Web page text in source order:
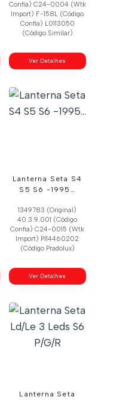
Confia) C24-0004 (Wtk
Import) F-158L (Código
Confia) L0113050
(Código Similar)
Ver Detalhes
Lanterna Seta S4
S5 S6 -1995…
1349783 (Original)
40.3.9.001 (Código
Confia) C24-0015 (Wtk
Import) Pl14460202
(Código Pradolux)
Ver Detalhes
Lanterna Seta